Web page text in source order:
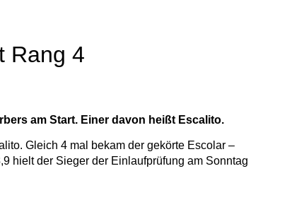
Rang 4
am Start. Einer davon heißt Escalito.
Gleich 4 mal bekam der gekörte Escolar –
hielt der Sieger der Einlaufprüfung am Sonntag